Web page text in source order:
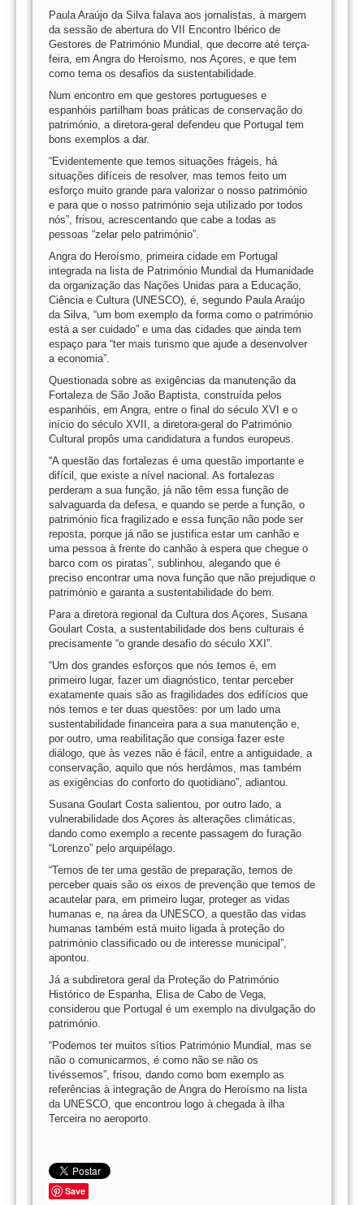
Paula Araújo da Silva falava aos jornalistas, à margem
da sessão de abertura do VII Encontro Ibérico de
Gestores de Património Mundial, que decorre até terça-
feira, em Angra do Heroísmo, nos Açores, e que tem
como tema os desafios da sustentabilidade.
Num encontro em que gestores portugueses e
espanhóis partilham boas práticas de conservação do
património, a diretora-geral defendeu que Portugal tem
bons exemplos a dar.
“Evidentemente que temos situações frágeis, há
situações difíceis de resolver, mas temos feito um
esforço muito grande para valorizar o nosso património
e para que o nosso património seja utilizado por todos
nós”, frisou, acrescentando que cabe a todas as
pessoas “zelar pelo património”.
Angra do Heroísmo, primeira cidade em Portugal
integrada na lista de Património Mundial da Humanidade
da organização das Nações Unidas para a Educação,
Ciência e Cultura (UNESCO), é, segundo Paula Araújo
da Silva, “um bom exemplo da forma como o património
está a ser cuidado” e uma das cidades que ainda tem
espaço para “ter mais turismo que ajude a desenvolver
a economia”.
Questionada sobre as exigências da manutenção da
Fortaleza de São João Baptista, construída pelos
espanhóis, em Angra, entre o final do século XVI e o
início do século XVII, a diretora-geral do Património
Cultural propôs uma candidatura a fundos europeus.
“A questão das fortalezas é uma questão importante e
difícil, que existe a nível nacional. As fortalezas
perderam a sua função, já não têm essa função de
salvaguarda da defesa, e quando se perde a função, o
património fica fragilizado e essa função não pode ser
reposta, porque já não se justifica estar um canhão e
uma pessoa à frente do canhão à espera que chegue o
barco com os piratas”, sublinhou, alegando que é
preciso encontrar uma nova função que não prejudique o
património e garanta a sustentabilidade do bem.
Para a diretora regional da Cultura dos Açores, Susana
Goulart Costa, a sustentabilidade dos bens culturais é
precisamente “o grande desafio do século XXI”.
“Um dos grandes esforços que nós temos é, em
primeiro lugar, fazer um diagnóstico, tentar perceber
exatamente quais são as fragilidades dos edifícios que
nós temos e ter duas questões: por um lado uma
sustentabilidade financeira para a sua manutenção e,
por outro, uma reabilitação que consiga fazer este
diálogo, que às vezes não é fácil, entre a antiguidade, a
conservação, aquilo que nós herdámos, mas também
as exigências do conforto do quotidiano”, adiantou.
Susana Goulart Costa salientou, por outro lado, a
vulnerabilidade dos Açores às alterações climáticas,
dando como exemplo a recente passagem do furação
“Lorenzo” pelo arquipélago.
“Temos de ter uma gestão de preparação, temos de
perceber quais são os eixos de prevenção que temos de
acautelar para, em primeiro lugar, proteger as vidas
humanas e, na área da UNESCO, a questão das vidas
humanas também está muito ligada à proteção do
património classificado ou de interesse municipal”,
apontou.
Já a subdiretora geral da Proteção do Património
Histórico de Espanha, Elisa de Cabo de Vega,
considerou que Portugal é um exemplo na divulgação do
património.
“Podemos ter muitos sítios Património Mundial, mas se
não o comunicarmos, é como não se não os
tivéssemos”, frisou, dando como bom exemplo as
referências à integração de Angra do Heroísmo na lista
da UNESCO, que encontrou logo à chegada à ilha
Terceira no aeroporto.
Save